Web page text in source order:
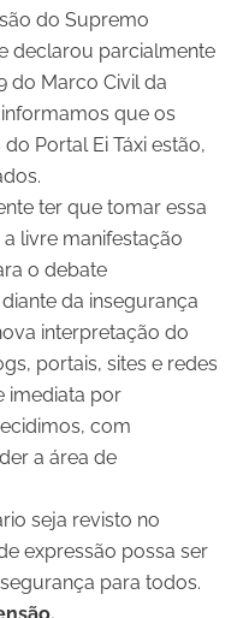
do Supremo
declarou parcialmente
do Marco Civil da
informamos que os
Portal Ei Táxi estão,
ter que tomar essa
livre manifestação
o debate
da insegurança
interpretação do
portais, sites e redes
imediata por
com
a área de
seja revisto no
expressão possa ser
para todos.